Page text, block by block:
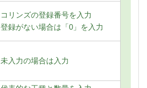
コリンズの登録番号を入力
登録がない場合は「0」を入力
未入力の場合は入力